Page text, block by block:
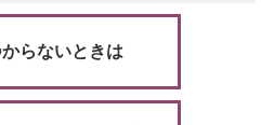
からないときは